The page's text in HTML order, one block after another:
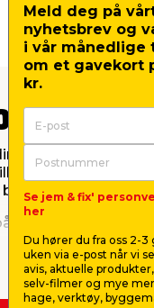
kart og
er blant
dager.
iPhone og
Meld deg på
nyhetsbrev og
i vår månedlige
om et gavekort
kr.
Se jem & fix'
her
Du hører du fra oss 2-3
uken via e-post når vi
avis, aktuelle
selv-filmer og mye
hage, verktøy,